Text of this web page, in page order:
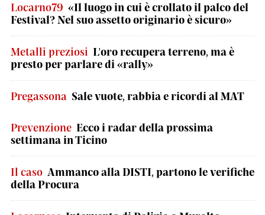
Locarno79 «Il luogo in cui è crollato il palco del
Festival? Nel suo assetto originario è sicuro»
Metalli preziosi L'oro recupera terreno, ma è
presto per parlare di «rally»
Pregassona Sale vuote, rabbia e ricordi al MAT
Prevenzione Ecco i radar della prossima
settimana in Ticino
Il caso Ammanco alla DISTI, partono le verifiche
della Procura